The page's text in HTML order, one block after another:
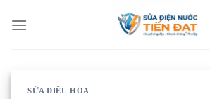
qua
SỬA ĐIỀU HÒA